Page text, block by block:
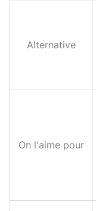
Alternative
On l'aime pour